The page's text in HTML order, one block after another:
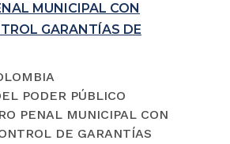
MUNICIPAL CON
GARANTÍAS DE
PODER PÚBLICO
PENAL MUNICIPAL CON
DE GARANTÍAS